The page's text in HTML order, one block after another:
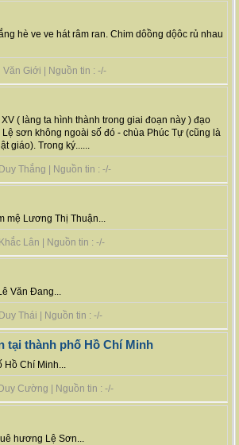
hè ve ve hát râm ran. Chim dôồng dộôc rủ nhau
Giới | Nguồn tin : -/-
( làng ta hình thành trong giai đoạn này ) đạo
sơn không ngoài số đó - chùa Phúc Tự (cũng là
giáo). Trong ký......
Thắng | Nguồn tin : -/-
mệ Lương Thị Thuận...
Lân | Nguồn tin : -/-
Văn Đang...
Thái | Nguồn tin : -/-
tại thành phố Hồ Chí Minh
Hồ Chí Minh...
Cường | Nguồn tin : -/-
hương Lệ Sơn...